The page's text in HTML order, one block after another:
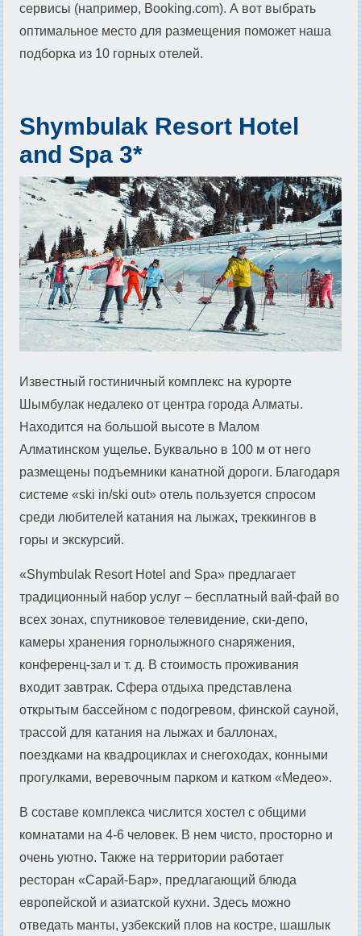
сервисы (например, Booking.com). А вот выбрать
оптимальное место для размещения поможет наша
подборка из 10 горных отелей.
Shymbulak Resort Hotel
and Spa 3*
Известный гостиничный комплекс на курорте
Шымбулак недалеко от центра города Алматы.
Находится на большой высоте в Малом
Алматинском ущелье. Буквально в 100 м от него
размещены подъемники канатной дороги. Благодаря
системе «ski in/ski out» отель пользуется спросом
среди любителей катания на лыжах, треккингов в
горы и экскурсий.
«Shymbulak Resort Hotel and Spa» предлагает
традиционный набор услуг – бесплатный вай-фай во
всех зонах, спутниковое телевидение, ски-депо,
камеры хранения горнолыжного снаряжения,
конференц-зал и т. д. В стоимость проживания
входит завтрак. Сфера отдыха представлена
открытым бассейном с подогревом, финской сауной,
трассой для катания на лыжах и баллонах,
поездками на квадроциклах и снегоходах, конными
прогулками, веревочным парком и катком «Медео».
В составе комплекса числится хостел с общими
комнатами на 4-6 человек. В нем чисто, просторно и
очень уютно. Также на территории работает
ресторан «Сарай-Бар», предлагающий блюда
европейской и азиатской кухни. Здесь можно
отведать манты, узбекский плов на костре, шашлык